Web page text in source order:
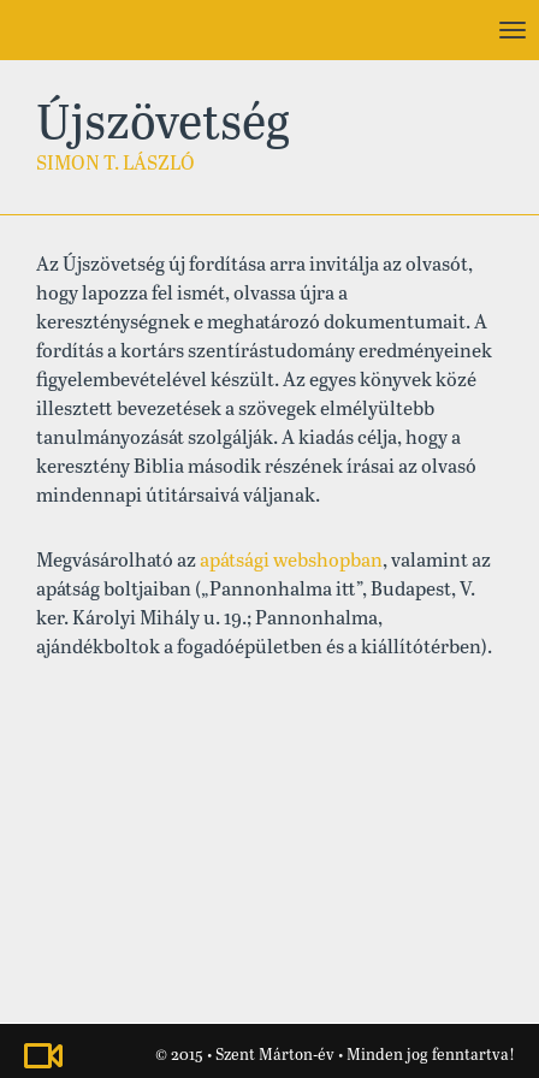
Újszövetség
SIMON T. LÁSZLÓ
Az Újszövetség új fordítása arra invitálja az olvasót,
hogy lapozza fel ismét, olvassa újra a
kereszténységnek e meghatározó dokumentumait. A
fordítás a kortárs szentírástudomány eredményeinek
figyelembevételével készült. Az egyes könyvek közé
illesztett bevezetések a szövegek elmélyültebb
tanulmányozását szolgálják. A kiadás célja, hogy a
keresztény Biblia második részének írásai az olvasó
mindennapi útitársaivá váljanak.
Megvásárolható azapátsági webshopban, valamint az
apátság boltjaiban („Pannonhalma itt”, Budapest, V.
ker. Károlyi Mihály u. 19.; Pannonhalma,
ajándékboltok a fogadóépületben és a kiállítótérben).
© 2015 • Szent Márton-év • Minden jog fenntartva!